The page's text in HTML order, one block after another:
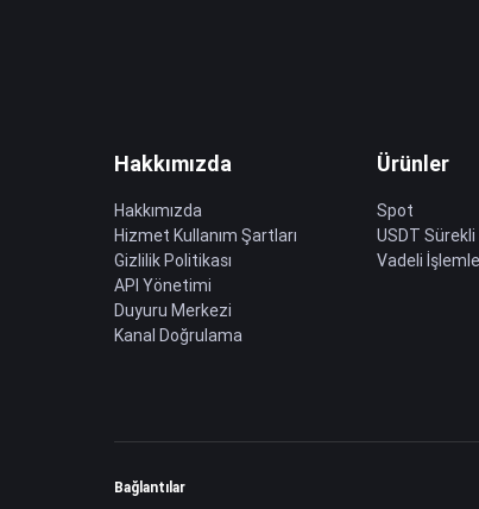
Hakkımızda
Hakkımızda
Hizmet Kullanım Şartları
Gizlilik Politikası
API Yönetimi
Duyuru Merkezi
Kanal Doğrulama
Ürünler
Spot
USDT Sürekli
Vadeli
Bağlantılar